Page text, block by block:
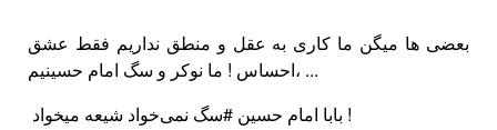
بعضی ها میگن ما کاری به عقل و منطق نداریم فقط عشق
،احساس ! ما نوکر و سگ امام حسینیم ...
بابا امام حسین #سگ نمی‌خواد شیعه میخواد !